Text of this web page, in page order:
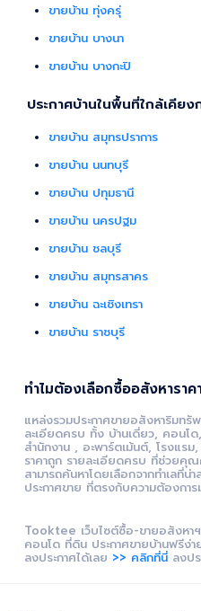
ขายบ้าน ทุ่งครุ่
ขายบ้าน บางนา
ขายบ้าน บางกะปิ
ประกาศบ้านในพื้นที่ใกล้เคียง
ขายบ้าน สมุทรปราการ
ขายบ้าน นนทบุรี
ขายบ้าน ปทุมธานี
ขายบ้าน นครปฐม
ขายบ้าน ชลบุรี
ขายบ้าน สมุทรสาคร
ขายบ้าน ฉะเชิงเทรา
ขายบ้าน ราชบุรี
ทำไมต้องเลือกซื้ออสังหารา
แหล่งรวมประกาศขายอสังหาริมทรั
ละเอียดครบ ทั้ง บ้านเดี่ยว, คอนโ
สำนักงาน , อะพาร์ตเม้นต์, โรงแ
ราคาถูก รายละเอียดครบ ที่ช่วยคุ
สามารถค้นหาโดยเลือกจากทำเลที่น่
ประกาศขาย ที่ตรงกับความต้องกา
Tooktee เว็บไซต์ซื้อ-ขายอสังหาฯ
คอนโด ที่ดิน ประกาศขายบ้านฟรีง่
ลงประกาศได้เลย >> คลิกที่นี่ ลงป